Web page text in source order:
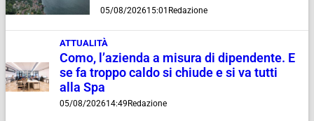
05/08/202615:01 Redazione
ATTUALITÀ
Como, l’azienda a misura di dipendente. E
se fa troppo caldo si chiude e si va tutti
alla Spa
05/08/202614:49 Redazione